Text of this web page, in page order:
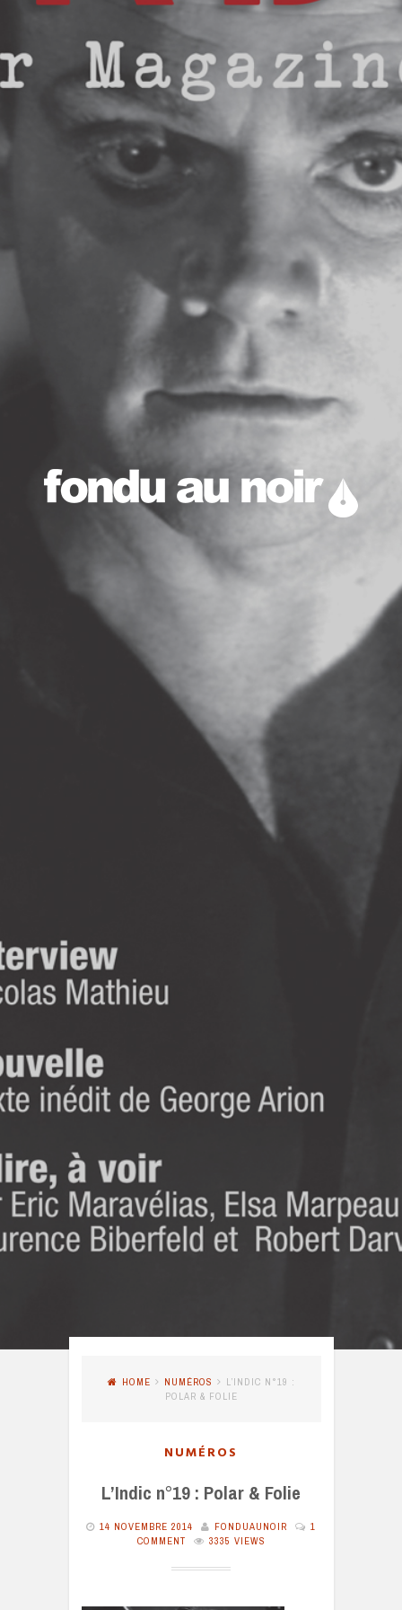
HOME NUMÉROS
L’INDIC N°19 :
POLAR & FOLIE
NUMÉROS
L’Indic n°19 : Polar & Folie
14 NOVEMBRE 2014 FONDUAUNOIR
1
COMMENT
3335 VIEWS